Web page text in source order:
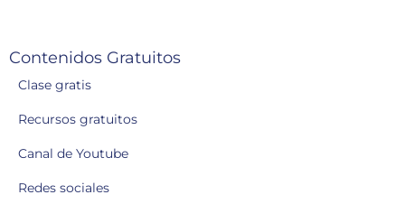
Contenidos Gratuitos
Clase gratis
Recursos gratuitos
Canal de Youtube
Redes sociales